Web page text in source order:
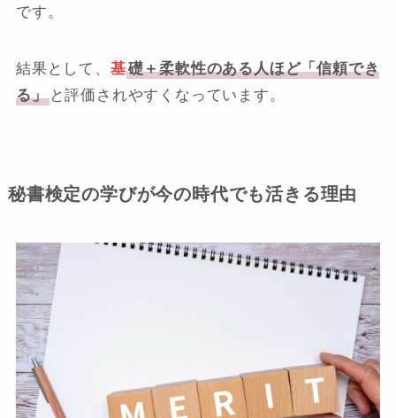
です。
結果として、 基礎＋柔軟性のある人ほど「信頼でき
る」と評価されやすくなっています。
秘書検定の学びが今の時代でも活きる理由